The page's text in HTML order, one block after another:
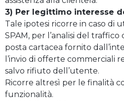
3) Per legittimo interesse
Tale ipotesi ricorre in caso di
SPAM, per l’analisi del
posta cartacea fornito
l’invio di offerte commerciali
salvo rifiuto dell’utente.
Ricorre altresì per le finalità
funzionalità.